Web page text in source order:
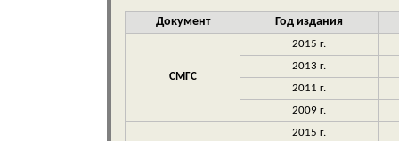
Документ Год издания
СМГС
2015 г.
2013 г.
2011 г.
2009 г.
2015 г.